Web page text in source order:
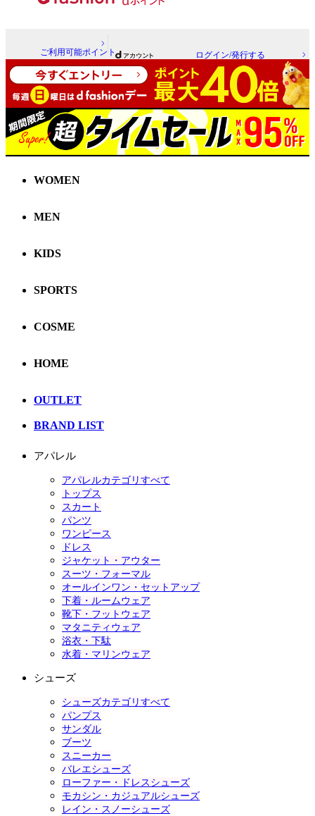
ご利用可能ポイント ログイン/発行する
WOMEN
MEN
KIDS
SPORTS
COSME
HOME
OUTLET
BRAND LIST
アパレル
アパレルカテゴリすべて
トップス
スカート
パンツ
ワンピース
ドレス
ジャケット・アウター
スーツ・フォーマル
オールインワン・セットアップ
下着・ルームウェア
靴下・フットウェア
マタニティウェア
浴衣・下駄
水着・マリンウェア
シューズ
シューズカテゴリすべて
パンプス
サンダル
ブーツ
スニーカー
バレエシューズ
ローファー・ドレスシューズ
モカシン・カジュアルシューズ
レイン・スノーシューズ